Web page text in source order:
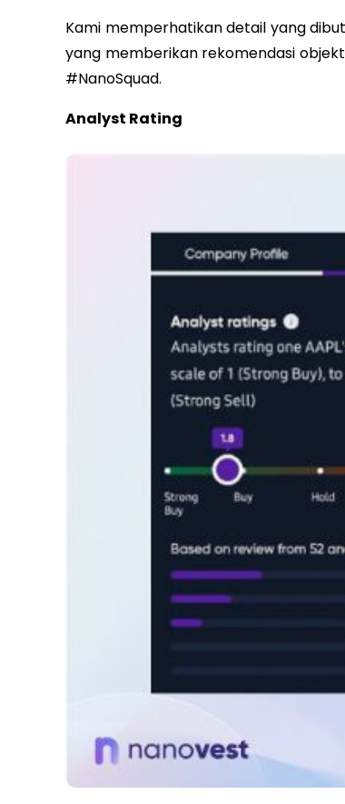
Kami memperhatikan detail yang
yang memberikan rekomendasi
#NanoSquad.
Analyst Rating